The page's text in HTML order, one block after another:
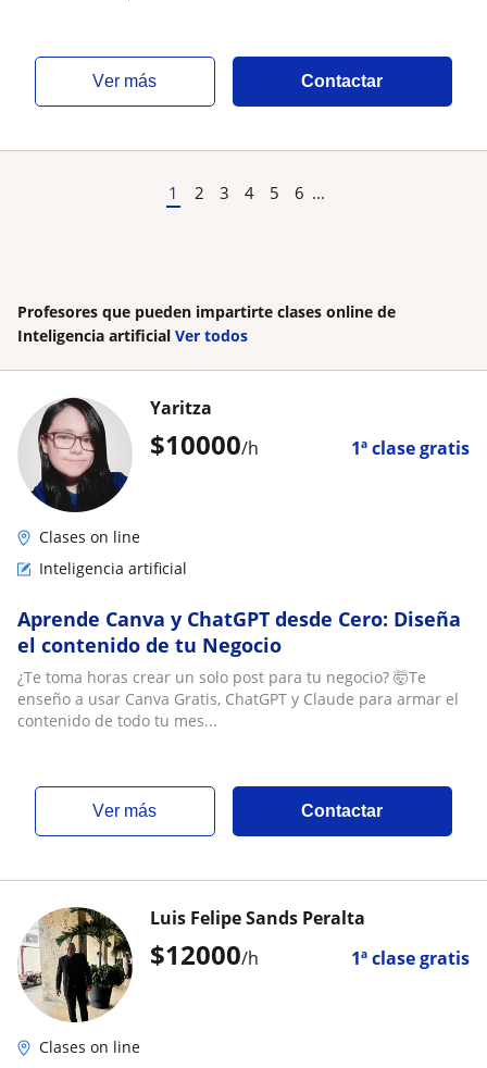
ver más Contactar
1 2 3 4 5 6 ...
Profesores que pueden impartirte clases online de
Inteligencia artificial Ver todos
$10000/h 1ª clase gratis
Yaritza
Clases on line
Inteligencia artificial
Aprende Canva y ChatGPT desde Cero: Diseña
el contenido de tu Negocio
¿Te toma horas crear un solo post para tu negocio? 🤯Te
enseño a usar Canva Gratis, ChatGPT y Claude para armar el
contenido de todo tu mes...
ver más Contactar
$12000/h 1ª clase gratis
Luis Felipe Sands Peralta
Clases on line